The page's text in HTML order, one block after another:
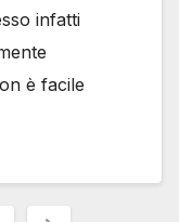
infatti
è facile